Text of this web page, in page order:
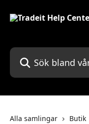
Sök bland våra
Alla samlingar
Butik